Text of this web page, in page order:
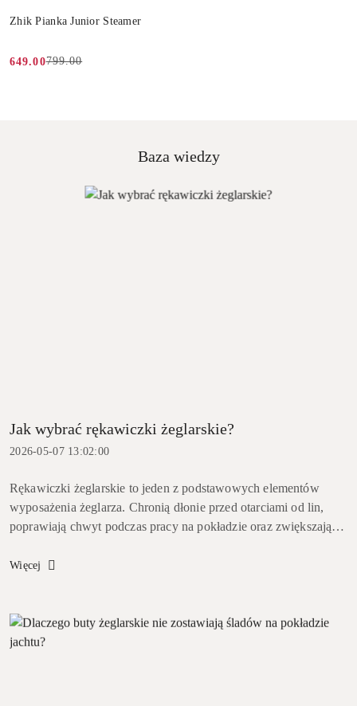
Zhik Pianka Junior Steamer
Cena
649.00
Cena
799.00
Baza wiedzy
Jak wybrać rękawiczki żeglarskie?
2026-05-07 13:02:00
Rękawiczki żeglarskie to jeden z podstawowych elementów
wyposażenia żeglarza. Chronią dłonie przed otarciami od lin,
poprawiają chwyt podczas pracy na pokładzie oraz zwiększają
modelu ...
Więcej